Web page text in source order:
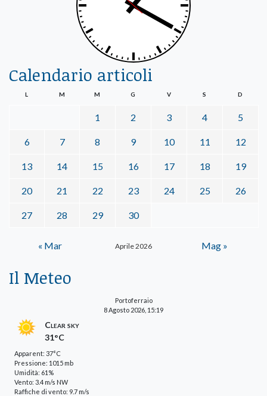
Calendario articoli
Aprile 2026
L M M G V S D
1 2 3 4 5
6 7 8 9 10 11 12
13 14 15 16 17 18 19
20 21 22 23 24 25 26
27 28 29 30
« Mar Mag »
Il Meteo
Portoferraio
8 Agosto 2026, 15:19
Clear sky
31°C
Apparent: 37°C
Pressione: 1015 mb
Umidità: 61%
Vento: 3.4 m/s NW
Raffiche di vento: 9.7 m/s